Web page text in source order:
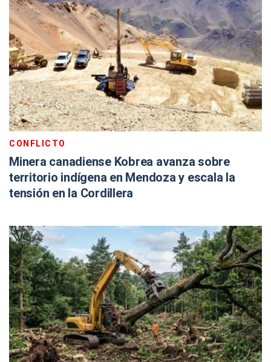
CONFLICTO
Minera canadiense Kobrea avanza sobre
territorio indígena en Mendoza y escala la
tensión en la Cordillera